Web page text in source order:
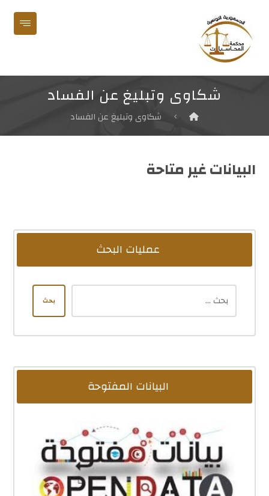
شكاوى وتبليغ عن الفساد
شكاوى وتبليغ عن الفساد
البيانات غير متاحة
عمليات البحث
بحث
البيانات المفتوحة